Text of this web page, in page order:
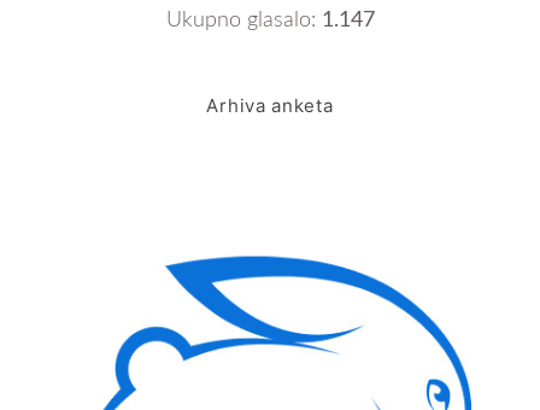
Ukupno glasalo: 1.147
Arhiva anketa